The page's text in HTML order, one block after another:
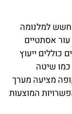
חשש למלנומה
אסתטיים
כוללים ייעוץ
כמו שיטה
מציעה מערך
המוצעות